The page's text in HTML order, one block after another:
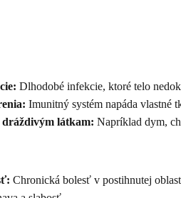
Dlhodobé infekcie, ktoré telo
Imunitný systém napáda vlastné
dráždivým látkam: Napríklad dym,
Chronická bolesť v postihnutej